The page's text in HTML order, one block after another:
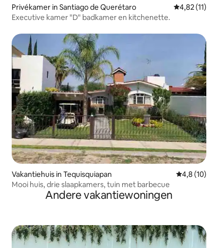
Privékamer in Santiago de Querétaro Gemiddelde
4,82 (11)
Executive kamer "D" badkamer en kitchenette.
Vakantiehuis in Tequisquiapan
4,8 (10)
Mooi huis, drie slaapkamers, tuin met barbecue
Andere vakantiewoningen